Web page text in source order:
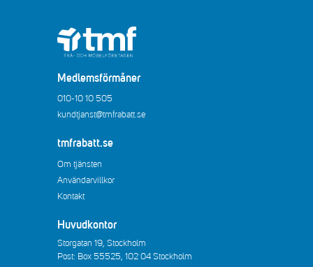
Medlemsförmåner
010-10 10 505
kundtjanst@tmfrabatt.se
tmfrabatt.se
Om tjänsten
Användarvillkor
Kontakt
Huvudkontor
Storgatan 19, Stockholm
Post: Box 55525, 102 04 Stockholm